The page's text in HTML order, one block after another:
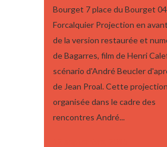
Bourget 7 place du Bourget
Forcalquier Projection en
de la version restaurée et
de Bagarres, film de Henri
scénario d'André Beucler
de Jean Proal. Cette
organisée dans le cadre des
rencontres André...